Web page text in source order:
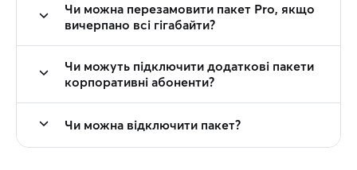
Чи можна перезамовити пакет Pro, якщо
вичерпано всі гігабайти?
Чи можуть підключити додаткові пакети
корпоративні абоненти?
Чи можна відключити пакет?